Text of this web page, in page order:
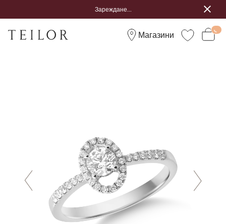
Зареждане...
Магазини